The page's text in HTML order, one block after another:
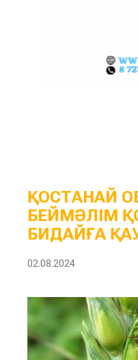
ҚОСТАНАЙ
БЕЙМӘЛІМ
БИДАЙҒА
02.08.2024